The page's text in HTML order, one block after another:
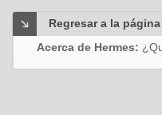
Regresar a la
Acerca de Hermes: